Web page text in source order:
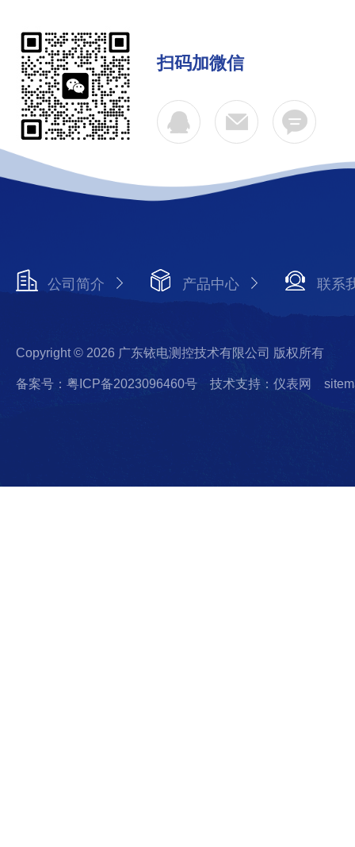
扫码加微信
公司简介 产品中心 联系
Copyright © 2026 广东铱电测控技术有限公司 版权所有
备案号：粤ICP备2023096460号 技术支持：仪表网